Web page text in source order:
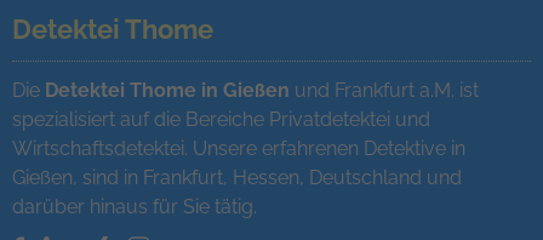
Detektei Thome
Die Detektei Thome in Gießen und Frankfurt a.M. ist
spezialisiert auf die Bereiche Privatdetektei und
Wirtschaftsdetektei. Unsere erfahrenen Detektive in
Gießen, sind in Frankfurt, Hessen, Deutschland und
darüber hinaus für Sie tätig.